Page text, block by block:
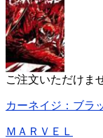
ご注文いただけま
カーネイジ：ブラ
ＭＡＲＶＥＬ